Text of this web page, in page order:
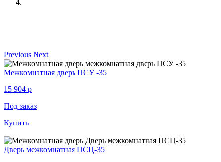
Previous Next
Межкомнатная дверь ПСУ -35
15 904 p
Под заказ
Купить
Дверь межкомнатная ПСЦ-35